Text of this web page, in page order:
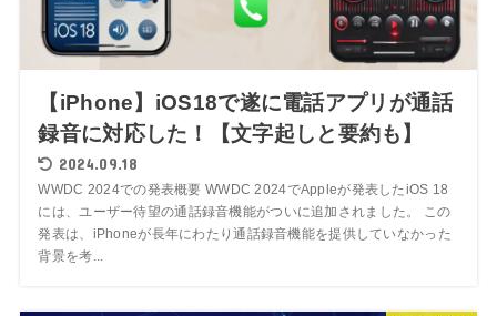
【iPhone】iOS18で遂に電話アプリが通話
録音に対応した！【文字起しと要約も】
2024.09.18
WWDC 2024での発表概要 WWDC 2024でAppleが発表したiOS 18
には、ユーザー待望の通話録音機能がついに追加されました。 この
発表は、iPhoneが長年にわたり通話録音機能を提供していなかった
背景を考...